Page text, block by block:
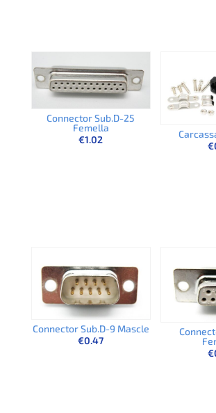
Connector Sub.D-25
Femella
€1.02
€
Connector Sub.D-9 Mascle
€0.47
€